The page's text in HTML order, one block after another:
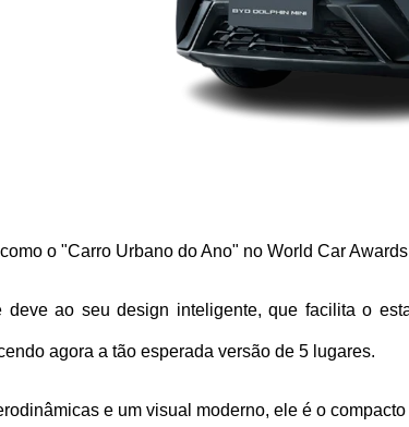
o "Carro Urbano do Ano" no World Car
deve ao seu design inteligente, que facilita o
agora a tão esperada versão de 5 lugares.
e um visual moderno, ele é o